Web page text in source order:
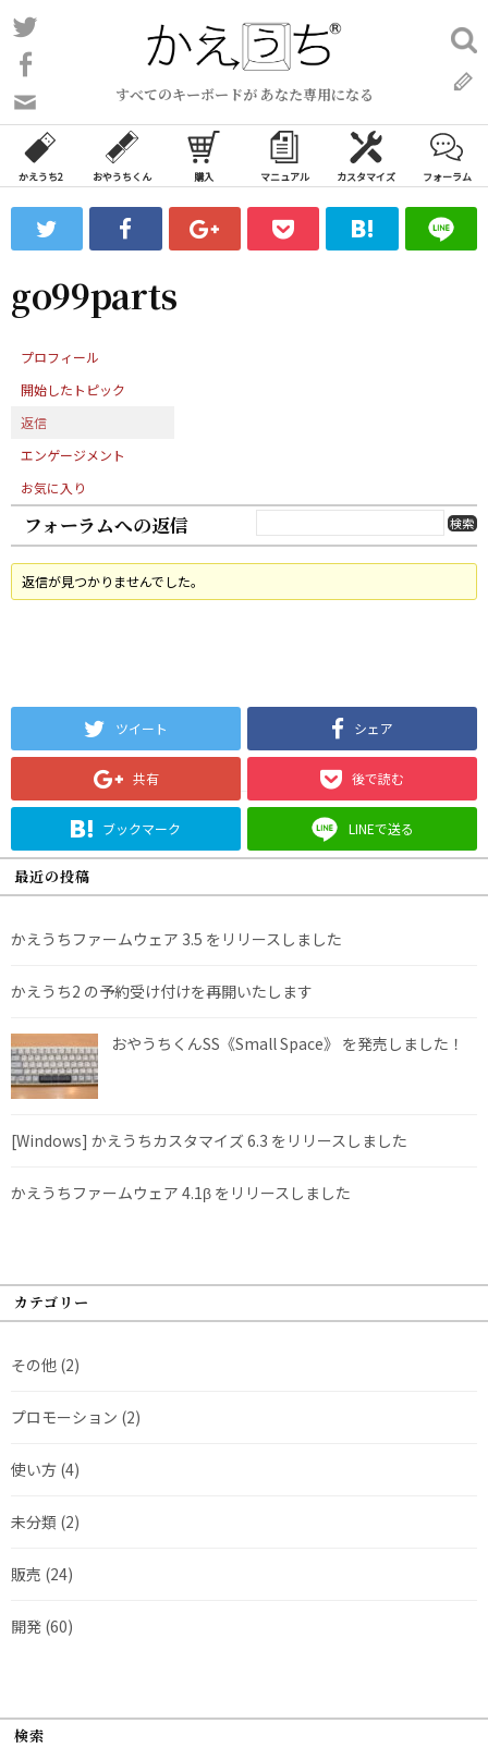
コ
ン
ン
ツ
ス
ッ
すべてのキーボードが あなた専用になる
い
合
わ
フ
ォ
ム
検
索:
かえうち2 おやうちくん 購入 マニュアル カスタマイズ フォーラム
go99parts
プロフィール
開始したトピック
返信
エンゲージメント
お気に入り
フォーラムへの返信
返信が見つかりませんでした。
ツイート シェア
共有 後で読む
ブックマーク LINEで送る
最近の投稿
かえうちファームウェア 3.5 をリリースしました
かえうち2 の予約受け付けを再開いたします
おやうちくんSS《Small Space》 を発売しました！
[Windows] かえうちカスタマイズ 6.3 をリリースしました
かえうちファームウェア 4.1β をリリースしました
カテゴリー
その他 (2)
プロモーション (2)
使い方 (4)
未分類 (2)
販売 (24)
開発 (60)
検索